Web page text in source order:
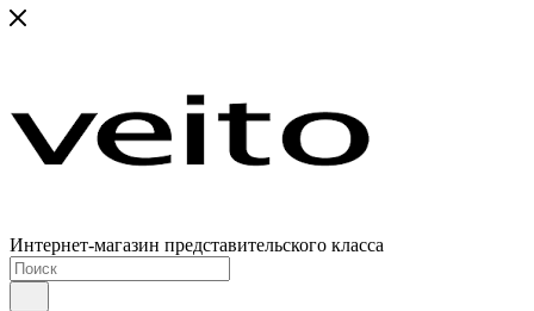
Интернет-магазин представительского класса